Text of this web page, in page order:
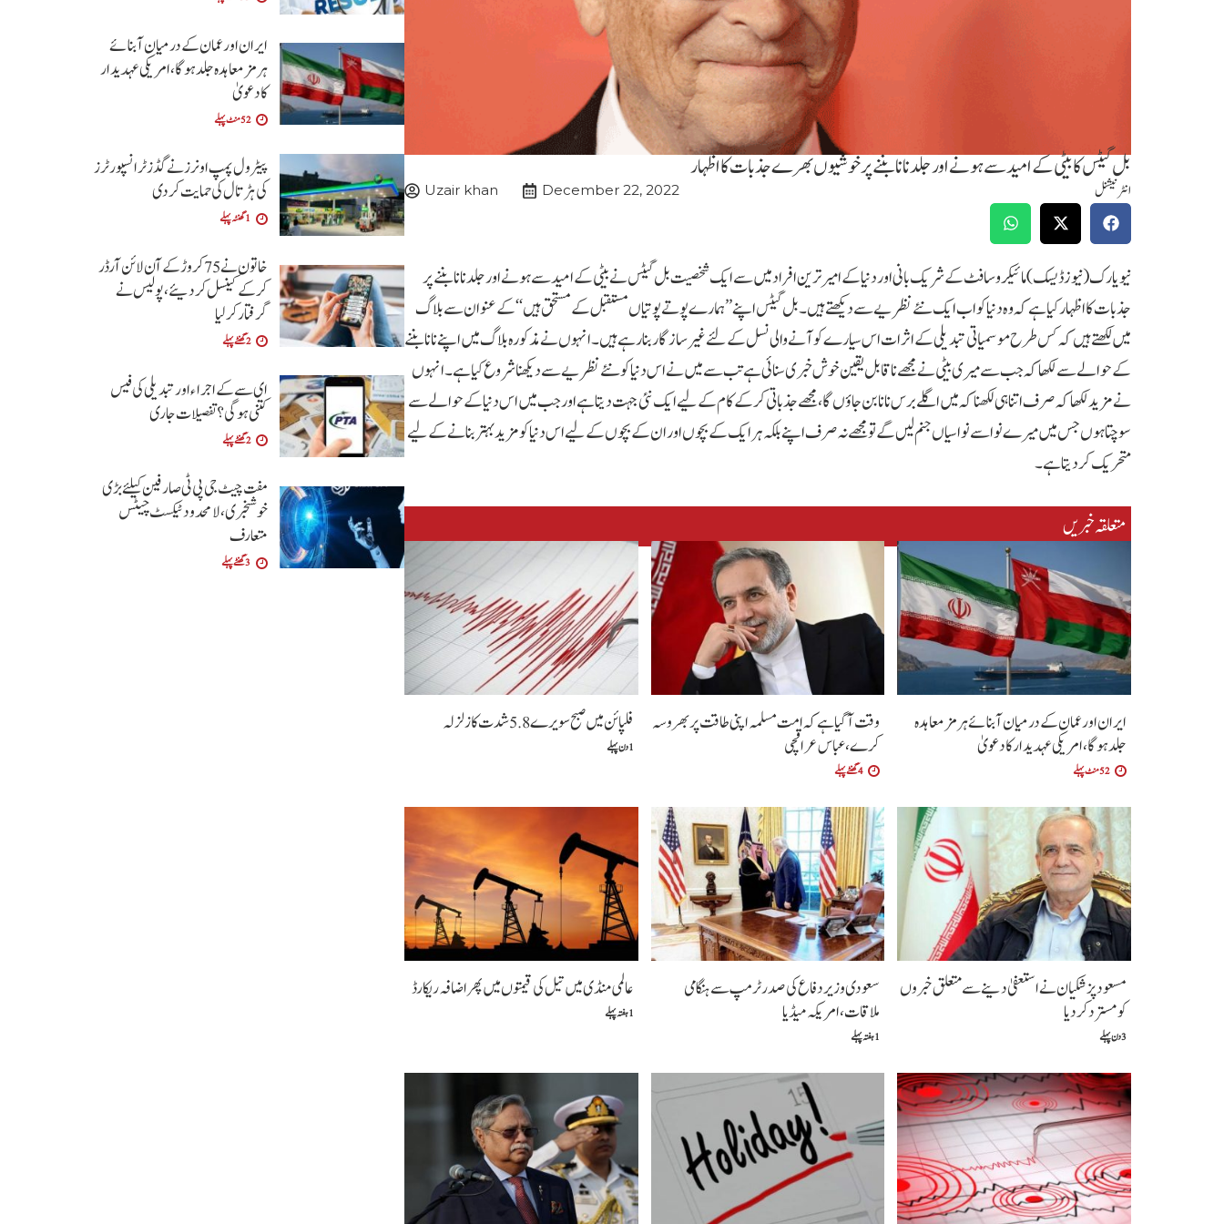
بل گیٹس کا بیٹی کے امید سے ہونے اور جلد نانا بننے پر خوشیوں بھرے جذبات کا اظہار
انٹرنیشنل Uzair khan December 22, 2022
نیویارک(نیوزڈیسک)مائیکرو سافٹ کے شریک بانی اور دنیا کے امیر ترین افراد میں سے ایک شخصیت بل گیٹس نے بیٹی کے امید سے ہونے اور جلد نانا بننے پر
جذبات کا اظہار کیا ہے کہ وہ دنیا کو اب ایک نئے نظریے سے دیکھتے ہیں۔بل گیٹس اپنے ’’ہمارے پوتے پوتیاں مستقبل کے مستحق ہیں‘‘کے عنوان سے بلاگ
میں لکھتے ہیں کہ کس طرح موسمیاتی تبدیلی کے اثرات اس سیارے کو آنے والی نسل کے لئے غیر سازگار بنا رہے ہیں۔انہوں نے مذکورہ بلاگ میں اپنے نانا بننے
کے حوالے سے لکھا کہ جب سے میری بیٹی نے مجھے ناقابل یقین خوش خبری سنائی ہے تب سے میں نے اس دنیا کو نئے نظریے سے دیکھنا شروع کیا ہے۔انہوں
نے مزید لکھا کہ صرف اتنا ہی لکھنا کہ میں اگلے برس نانا بن جاؤں گا، مجھے جذباتی کرکے کام کے لیے ایک نئی جہت دیتا ہے اور جب میں اس دنیا کے حوالے سے
سوچتا ہوں جس میں میرے نواسے نواسیاں جنم لیں گے تو مجھے نہ صرف اپنے بلکہ ہر ایک کے بچوں اور ان کے بچوں کے لیے اس دنیا کو مزید بہتر بنانے کے لیے
متحریک کردیتا ہے۔
متعلقہ خبریں
ایران اور عمان کے درمیان آبنائے ہرمز معاہدہ
جلد ہوگا،امریکی عہدیدار کا دعویٰ
52 منٹ پہلے
وقت آگیا ہے کہ امت مسلمہ اپنی طاقت پر بھروسہ
کرے ،عباس عراقچی
4 گھنٹے پہلے
فلپائن میں صبح سویرے 5.8شدت کا زلزلہ
1 دن پہلے
مسعود پزشکیان نے استعفیٰ دینے سے متعلق خبروں
کو مسترد کردیا
3 دن پہلے
سعودی وزیر دفاع کی صدر ٹرمپ سے ہنگامی
ملاقات،امریکہ میڈیا
1 ہفتہ پہلے
عالمی منڈی میں تیل کی قیمتوں میں پھر اضافہ ریکارڈ
1 ہفتہ پہلے
ایران اور عمان کے درمیان آبنائے
ہرمز معاہدہ جلد ہوگا،امریکی عہدیدار
کا دعویٰ
52 منٹ پہلے
پیٹرول پمپ اونرز نے گڈز ٹرانسپورٹرز
کی ہڑتال کی حمایت کردی
1 گھنٹہ پہلے
خاتون نے 75 کروڑ کے آن لائن آرڈر
کرکے کینسل کردیئے،پولیس نے
گرفتار کرلیا
2 گھنٹے پہلے
ای سے کے اجراءاور تبدیلی کی فیس
کتنی ہوگی؟تفصیلات جاری
2 گھنٹے پہلے
مفت چیٹ جی پی ٹی صارفین کیلئے بڑی
خوشخبری، لامحدود ٹیکسٹ چیٹس
متعارف
3 گھنٹے پہلے